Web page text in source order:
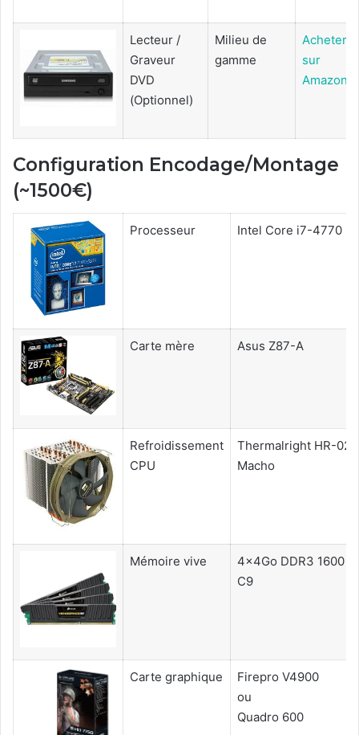
Lecteur /
Graveur
DVD
(Optionnel)
Milieu de
gamme
Acheter
sur
Amazon
Configuration Encodage/Montage
(~1500€)
Processeur Intel Core i7-4770
Carte mère Asus Z87-A
Refroidissement
CPU
Thermalright HR-02
Macho
Mémoire vive
4x4Go DDR3 1600
C9
Carte graphique
Firepro V4900
ou
Quadro 600